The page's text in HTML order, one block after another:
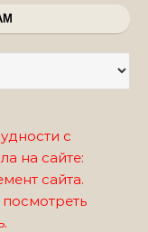
с
на сайте:
сайта.